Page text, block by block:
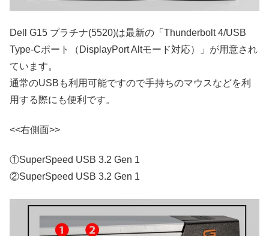
Dell G15 プラチナ(5520)は最新の「Thunderbolt 4/USB
Type-Cポート（DisplayPort Altモード対応）」が用意され
ています。
通常のUSBも利用可能ですので手持ちのマウスなどを利
用する際にも便利です。
<<右側面>>
①SuperSpeed USB 3.2 Gen 1
②SuperSpeed USB 3.2 Gen 1